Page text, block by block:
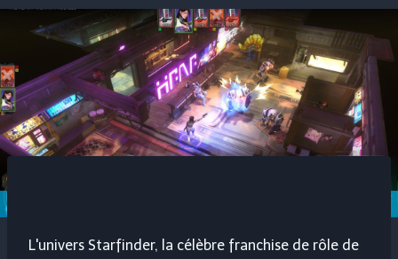
L'univers Starfinder, la célèbre franchise de rôle de